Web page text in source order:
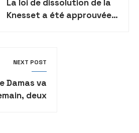
La loi de dissolution de la
Knesset a été approuvée
NEXT POST
Damas va
deux